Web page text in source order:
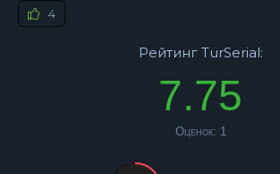
4
Рейтинг TurSerial:
7.75
Оценок: 1